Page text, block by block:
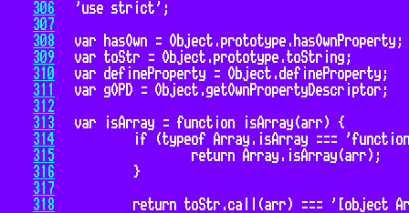
306
307
308
309
310
311
312
313
314
315
316
317
318